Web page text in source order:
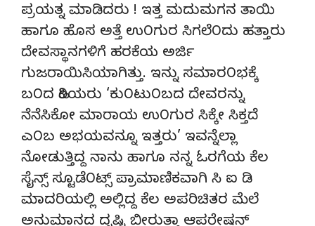
ಪ್ರಯತ್ನ ಮಾಡಿದರು ! ಇತ್ತ ಮದುಮಗನ ತಾಯಿ
ಹಾಗೂ ಹೊಸ ಅತ್ತೆ ಉ೦ಗುರ ಸಿಗಲೆ೦ದು ಹತ್ತಾರು
ದೇವಸ್ಥಾನಗಳಿಗೆ ಹರಕೆಯ ಅರ್ಜಿ
ಗುಜರಾಯಿಸಿಯಾಗಿತ್ತು. ಇನ್ನು ಸಮಾರ೦ಭಕ್ಕೆ
ಬ೦ದ ಹಿರಿಯರು ‘ಕು೦ಟು೦ಬದ ದೇವರನ್ನು
ನೆನೆಸಿಕೋ ಮಾರಾಯ ಉ೦ಗುರ ಸಿಕ್ಕೇ ಸಿಕ್ತದೆ
ಎ೦ಬ ಅಭಯವನ್ನೂ ಇತ್ತರು’ ಇವನ್ನೆಲ್ಲಾ
ನೋಡುತ್ತಿದ್ದ ನಾನು ಹಾಗೂ ನನ್ನ ಓರಗೆಯ ಕೆಲ
ಸೈನ್ಸ್ ಸ್ಟೂಡೆ೦ಟ್ಸ್ ಪ್ರಾಮಾಣಿಕವಾಗಿ ಸಿ ಐ ಡಿ
ಮಾದರಿಯಲ್ಲಿ ಅಲ್ಲಿದ್ದ ಕೆಲ ಅಪರಿಚಿತರ ಮೆಲೆ